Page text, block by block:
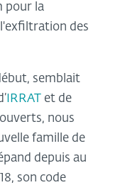
pour la
des
semblait
IRRAT et de
nous
famille de
depuis au
son code